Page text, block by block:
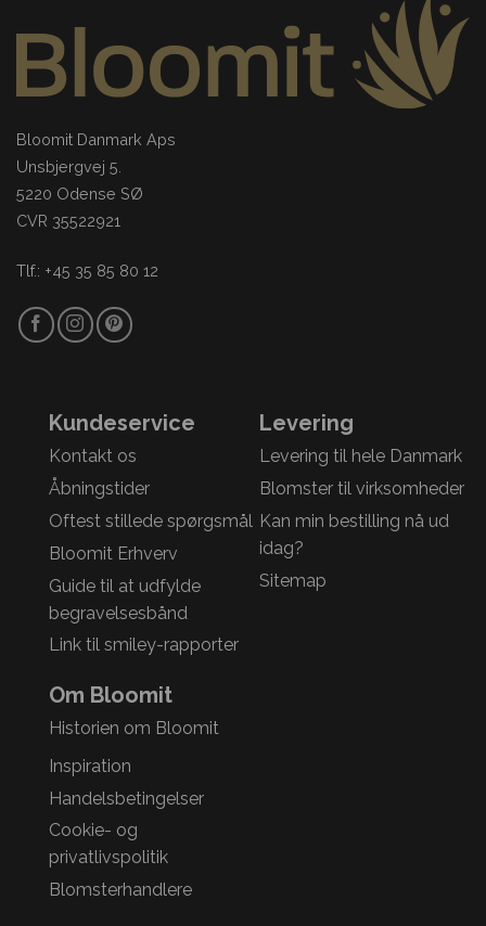
Bloomit Danmark Aps
Unsbjergvej 5.
5220 Odense SØ
CVR 35522921
Tlf.: +45 35 85 80 12
Kundeservice
Kontakt os
Åbningstider
Oftest stillede spørgsmål
Bloomit Erhverv
Guide til at udfylde
begravelsesbånd
Link til smiley-rapporter
Levering
Levering til hele Danmark
Blomster til virksomheder
Kan min bestilling nå ud
idag?
Sitemap
Om Bloomit
Historien om Bloomit
Inspiration
Handelsbetingelser
Cookie- og
privatlivspolitik
Blomsterhandlere